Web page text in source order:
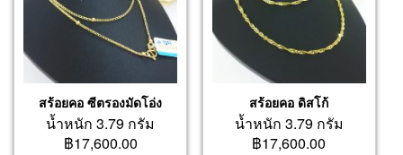
สร้อยคอ ซีตรองมัดโอ่ง
น้ำหนัก 3.79 กรัม
฿17,600.00
สร้อยคอ ดิสโก้
น้ำหนัก 3.79 กรัม
฿17,600.00